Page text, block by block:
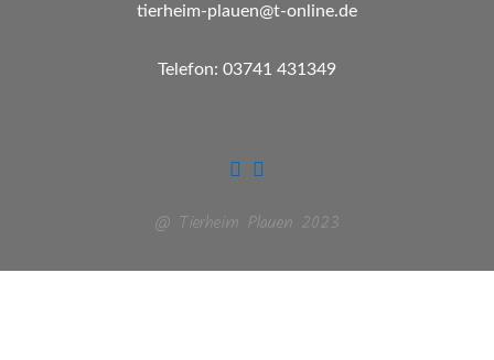
tierheim-plauen@t-online.de
Telefon: 03741 431349
@ Tierheim Plauen 2023